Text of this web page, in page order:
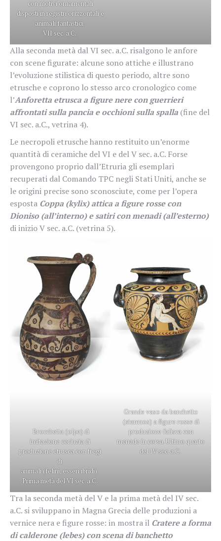
con motivi ornamentali
disposti in registri orizzontali e
animali fantastici.
VII sec. a.C.
Alla seconda metà dal VI sec. a.C. risalgono le anfore
con scene figurate: alcune sono attiche e illustrano
l’evoluzione stilistica di questo periodo, altre sono
etrusche e coprono lo stesso arco cronologico come
l’Anforetta etrusca a figure nere con guerrieri
affrontati sulla pancia e occhioni sulla spalla (fine del
VI sec. a.C., vetrina 4).
Le necropoli etrusche hanno restituito un’enorme
quantità di ceramiche del VI e del V sec. a.C. Forse
provengono proprio dall’Etruria gli esemplari
recuperati dal Comando TPC negli Stati Uniti, anche se
le origini precise sono sconosciute, come per l’opera
esposta Coppa (kylix) attica a figure rosse con
Dioniso (all’interno) e satiri conmenadi (all’esterno)
di inizio V sec. a.C. (vetrina 5).
Brocchetta (olpe) di
imitazione corinzia di
produzione etrusca con fregi
di
animali (felini, esseri ibridi).
Prima metà del VI sec. a.C.
Grande vaso da banchetto
(stamnos) a figure rosse di
produzione falisca con
menade in corsa. Ultimo quarto
del IV sec. a.C.
Tra la seconda metà del V e la prima metà del IV sec.
a.C. si sviluppano in Magna Grecia delle produzioni a
vernice nera e figure rosse: in mostra il Cratere a forma
di calderone (lebes) con scena di banchetto